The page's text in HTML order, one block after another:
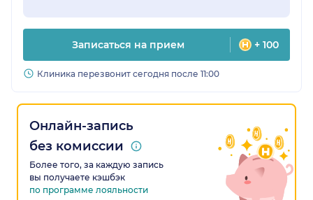
Записаться на прием + 100
Клиника перезвонит сегодня после 11:00
Онлайн-запись
без комиссии
Более того, за каждую запись
вы получаете кэшбэк
по программе лояльности